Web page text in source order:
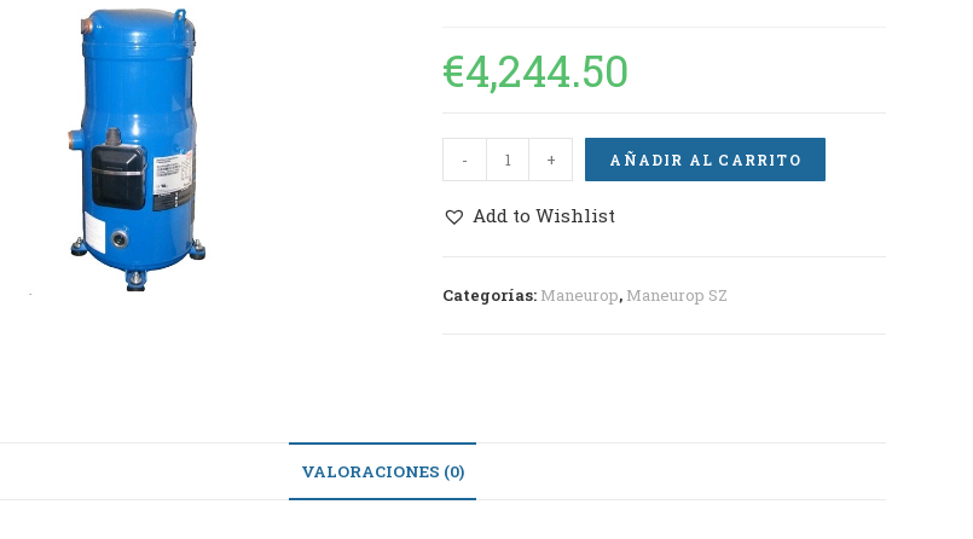
€4,244.50
- + AÑADIR AL CARRITO
Add to Wishlist
Categorías: Maneurop, Maneurop SZ
VALORACIONES (0)